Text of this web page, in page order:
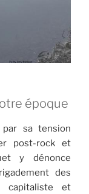
époque
sa tension
post-rock et
y dénonce
des
capitaliste et